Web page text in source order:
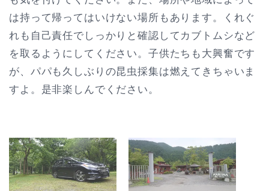
は持って帰ってはいけない場所もあります。くれぐ
れも自己責任でしっかりと確認してカブトムシなど
を取るようにしてください。子供たちも大興奮です
が、パパも久しぶりの昆虫採集は燃えてきちゃいま
すよ。是非楽しんでください。